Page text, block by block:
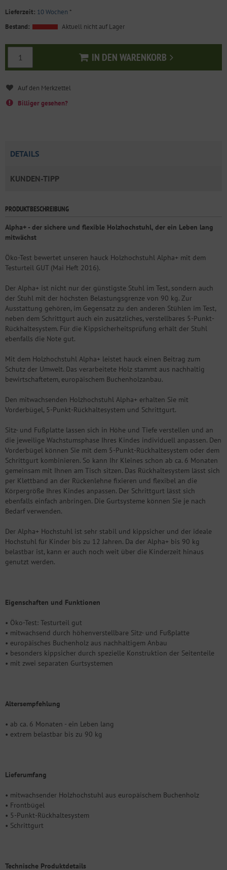
Lieferzeit: 10 Wochen *
Bestand:
Aktuell nicht auf Lager
IN DEN WARENKORB
In den Warenkorb
Billiger gesehen?
DETAILS
KUNDEN-TIPP
PRODUKTBESCHREIBUNG
Alpha+ - der sichere und flexible Holzhochstuhl, der ein Leben lang
mitwächst
Öko-Test bewertet unseren hauck Holzhochstuhl Alpha+ mit dem
Testurteil GUT (Mai Heft 2016).
Der Alpha+ ist nicht nur der günstigste Stuhl im Test, sondern auch
der Stuhl mit der höchsten Belastungsgrenze von 90 kg. Zur
Ausstattung gehören, im Gegensatz zu den anderen Stühlen im Test,
neben dem Schrittgurt auch ein zusätzliches, verstellbares 5-Punkt-
Rückhaltesystem. Für die Kippsicherheitsprüfung erhält der Stuhl
ebenfalls die Note gut.
Mit dem Holzhochstuhl Alpha+ leistet hauck einen Beitrag zum
Schutz der Umwelt. Das verarbeitete Holz stammt aus nachhaltig
bewirtschaftetem, europäischem Buchenholzanbau.
Den mitwachsenden Holzhochstuhl Alpha+ erhalten Sie mit
Vorderbügel, 5-Punkt-Rückhaltesystem und Schrittgurt.
Sitz- und Fußplatte lassen sich in Höhe und Tiefe verstellen und an
die jeweilige Wachstumsphase Ihres Kindes individuell anpassen. Den
Vorderbügel können Sie mit dem 5-Punkt-Rückhaltesystem oder dem
Schrittgurt kombinieren. So kann Ihr Kleines schon ab ca. 6 Monaten
gemeinsam mit Ihnen am Tisch sitzen. Das Rückhaltesystem lässt sich
per Klettband an der Rückenlehne fixieren und flexibel an die
Körpergröße Ihres Kindes anpassen. Der Schrittgurt lässt sich
ebenfalls einfach anbringen. Die Gurtsysteme können Sie je nach
Bedarf verwenden.
Der Alpha+ Hochstuhl ist sehr stabil und kippsicher und der ideale
Hochstuhl für Kinder bis zu 12 Jahren. Da der Alpha+ bis 90 kg
belastbar ist, kann er auch noch weit über die Kinderzeit hinaus
genutzt werden.
Eigenschaften und Funktionen
• Öko-Test: Testurteil gut
• mitwachsend durch höhenverstellbare Sitz- und Fußplatte
• europäisches Buchenholz aus nachhaltigem Anbau
• besonders kippsicher durch spezielle Konstruktion der Seitenteile
• mit zwei separaten Gurtsystemen
Altersempfehlung
• ab ca. 6 Monaten - ein Leben lang
• extrem belastbar bis zu 90 kg
Lieferumfang
• mitwachsender Holzhochstuhl aus europäischem Buchenholz
• Frontbügel
• 5-Punkt-Rückhaltesystem
• Schrittgurt
Technische Produktdetails